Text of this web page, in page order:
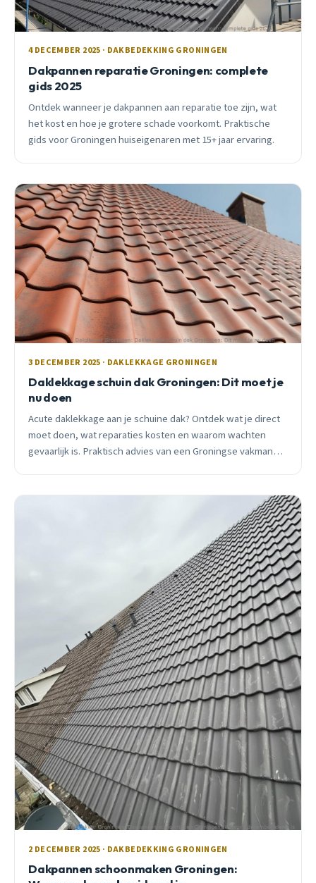
4 DECEMBER 2025 · DAKBEDEKKING GRONINGEN
Dakpannen reparatie Groningen: complete
gids 2025
Ontdek wanneer je dakpannen aan reparatie toe zijn, wat
het kost en hoe je grotere schade voorkomt. Praktische
gids voor Groningen huiseigenaren met 15+ jaar ervaring.
3 DECEMBER 2025 · DAKLEKKAGE GRONINGEN
Daklekkage schuin dak Groningen: Dit moet je
nu doen
Acute daklekkage aan je schuine dak? Ontdek wat je direct
moet doen, wat reparaties kosten en waarom wachten
gevaarlijk is. Praktisch advies van een Groningse vakman
2 DECEMBER 2025 · DAKBEDEKKING GRONINGEN
Dakpannen schoonmaken Groningen: